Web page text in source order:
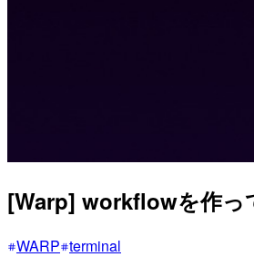
[Warp] workflowを作っ
WARP terminal